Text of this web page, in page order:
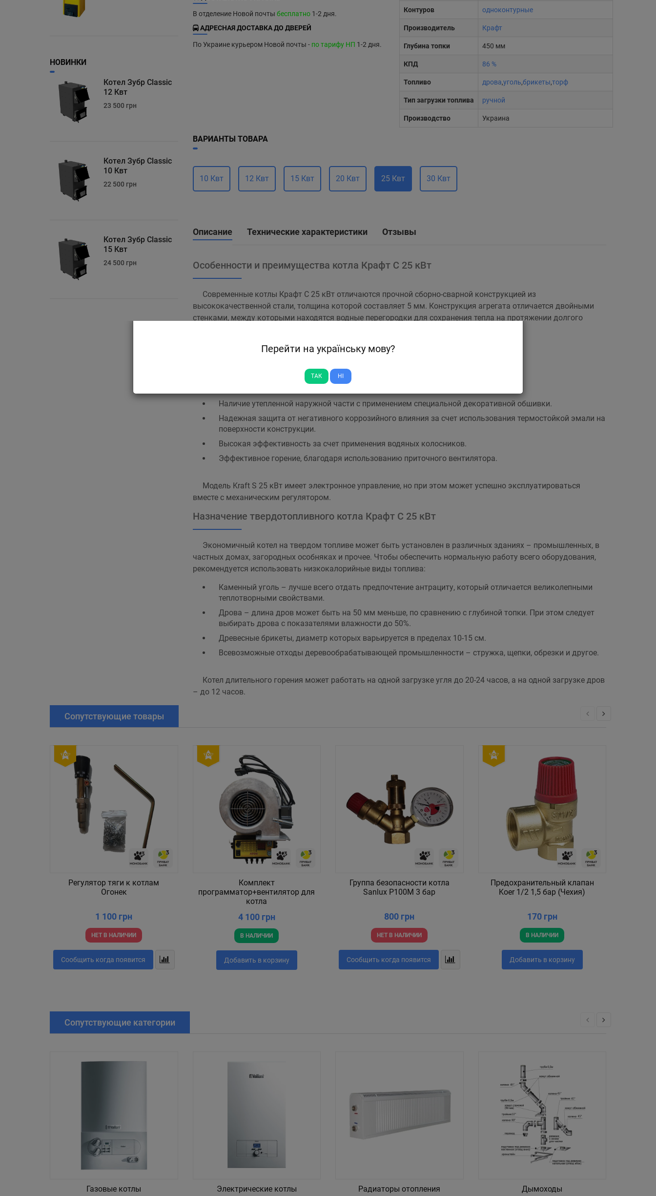
НОВИНКИ
Котел Зубр Classic
12 Квт
23 500 грн
Котел Зубр Classic
10 Квт
22 500 грн
Котел Зубр Classic
15 Квт
24 500 грн
В отделение Новой почты бесплатно1-2 дня.
АДРЕСНАЯ ДОСТАВКА ДО ДВЕРЕЙ
По Украине курьером Новой почты - по тарифу НП 1-2 дня.
Контуров одноконтурные
Производитель Крафт
Глубина топки 450 мм
КПД 86 %
Топливо дрова,уголь,брикеты,торф
Тип загрузки топлива ручной
Производство Украина
ВАРИАНТЫ ТОВАРА
10 Квт 12 Квт 15 Квт 20 Квт 25 Квт 30 Квт
Описание Технические характеристики Отзывы
Особенности и преимущества котла Крафт С 25 кВт
Современные котлы Крафт С 25 кВт отличаются прочной сборно-сварной конструкцией из
высококачественной стали, толщина которой составляет 5 мм. Конструкция агрегата отличается двойными
стенками, между которыми находятся водные перегородки для сохранения тепла на протяжении долгого
Твердотопливный котел имеет следующий набор преимуществ:
Наличие утепленной наружной части с применением специальной декоративной обшивки.
Надежная защита от негативного коррозийного влияния за счет использования термостойкой эмали на
поверхности конструкции.
Высокая эффективность за счет применения водяных колосников.
Эффективное горение, благодаря использованию приточного вентилятора.
Модель Kraft S 25 кВт имеет электронное управление, но при этом может успешно эксплуатироваться
вместе с механическим регулятором.
Назначение твердотопливного котла Крафт С 25 кВт
Экономичный котел на твердом топливе может быть установлен в различных зданиях – промышленных, в
частных домах, загородных особняках и прочее. Чтобы обеспечить нормальную работу всего оборудования,
рекомендуется использовать низкокалорийные виды топлива:
Каменный уголь – лучше всего отдать предпочтение антрациту, который отличается великолепными
теплотворными свойствами.
Дрова – длина дров может быть на 50 мм меньше, по сравнению с глубиной топки. При этом следует
выбирать дрова с показателями влажности до 50%.
Древесные брикеты, диаметр которых варьируется в пределах 10-15 см.
Всевозможные отходы деревообрабатывающей промышленности – стружка, щепки, обрезки и другое.
Котел длительного горения может работать на одной загрузке угля до 20-24 часов, а на одной загрузке дров
– до 12 часов.
Сопутствующие товары
Регулятор тяги к котлам
Огонек
1 100 грн
НЕТ В НАЛИЧИИ
Сообщить когда появится
Комплект
программатор+вентилятор для
котла
4 100 грн
В НАЛИЧИИ
Добавить в корзину
Группа безопасности котла
Sanlux P100M 3 бар
800 грн
НЕТ В НАЛИЧИИ
Сообщить когда появится
Предохранительный клапан
Koer 1/2 1,5 бар (Чехия)
170 грн
В НАЛИЧИИ
Добавить в корзину
Сопутствующие категории
Газовые котлы Электрические котлы Радиаторы отопления Дымоходы
Перейти на українську мову?
ТАК НІ